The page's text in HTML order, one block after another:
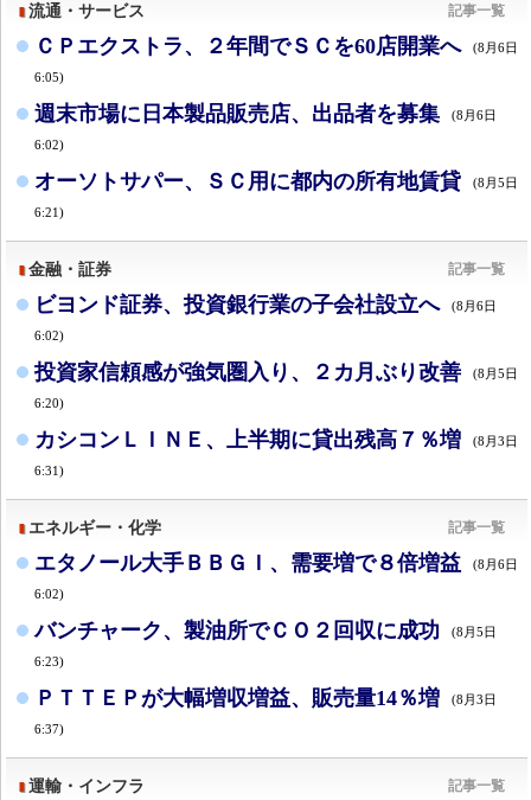
流通・サービス 記事一覧
ＣＰエクストラ、２年間でＳＣを60店開業へ (8月6日
6:05)
週末市場に日本製品販売店、出品者を募集 (8月6日
6:02)
オーソトサパー、ＳＣ用に都内の所有地賃貸 (8月5日
6:21)
金融・証券 記事一覧
ビヨンド証券、投資銀行業の子会社設立へ (8月6日
6:02)
投資家信頼感が強気圏入り、２カ月ぶり改善 (8月5日
6:20)
カシコンＬＩＮＥ、上半期に貸出残高７％増 (8月3日
6:31)
エネルギー・化学 記事一覧
エタノール大手ＢＢＧＩ、需要増で８倍増益 (8月6日
6:02)
バンチャーク、製油所でＣＯ２回収に成功 (8月5日
6:23)
ＰＴＴＥＰが大幅増収増益、販売量14％増 (8月3日
6:37)
運輸・インフラ 記事一覧